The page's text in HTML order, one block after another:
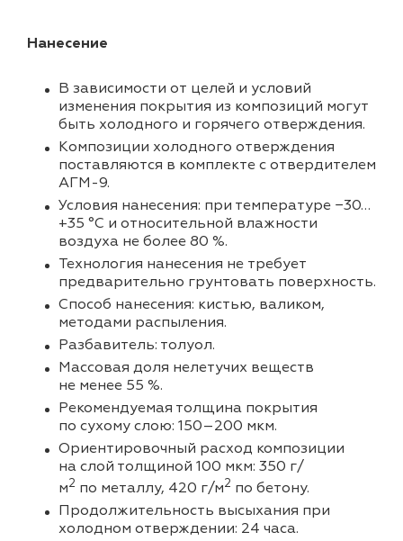
Нанесение
В зависимости от целей и условий
изменения покрытия из композиций могут
быть холодного и горячего отверждения.
Композиции холодного отверждения
поставляются в комплекте с отвердителем
АГМ-9.
Условия нанесения: при температуре −30…
+35 °C и относительной влажности
воздуха не более 80 %.
Технология нанесения не требует
предварительно грунтовать поверхность.
Способ нанесения: кистью, валиком,
методами распыления.
Разбавитель: толуол.
Массовая доля нелетучих веществ
не менее 55 %.
Рекомендуемая толщина покрытия
по сухому слою: 150–200 мкм.
Ориентировочный расход композиции
на слой толщиной 100 мкм: 350 г/
м2 по металлу, 420 г/м2 по бетону.
Продолжительность высыхания при
холодном отверждении: 24 часа.